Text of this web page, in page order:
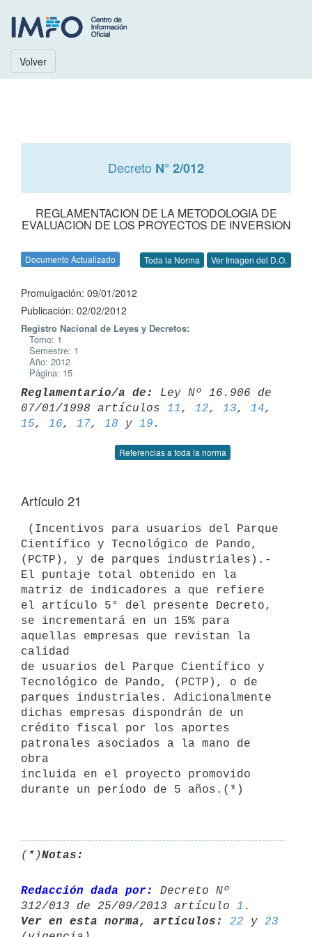
Volver
Decreto N° 2/012
REGLAMENTACION DE LA METODOLOGIA DE
EVALUACION DE LOS PROYECTOS DE INVERSION
Documento Actualizado Toda la Norma Ver Imagen del D.O.
Promulgación: 09/01/2012
Publicación: 02/02/2012
Registro Nacional de Leyes y Decretos:
Tomo: 1
Semestre: 1
Año: 2012
Página: 15
Reglamentario/a de:
Ley Nº 16.906 de
07/01/1998 artículos 11 , 12, 13, 14
15, 16, 17, 18 y 19
Referencias a toda la norma
Artículo 21
Científico y Tecnológico de Pando,
(PCTP), y de parques industriales).-
El puntaje total obtenido en la
matriz de indicadores a que refiere
el artículo 5° del presente Decreto,
se incrementará en un 15% para
aquellas empresas que revistan la
calidad
de usuarios del Parque Científico y
Tecnológico de Pando, (PCTP), o de
parques industriales. Adicionalmente
dichas empresas dispondrán de un
crédito fiscal por los aportes
patronales asociados a la mano de
obra
incluida en el proyecto promovido
durante un período de 5 años.(*)
(*)Notas:
Redacción dada por:
Decreto Nº
312/013 de 25/09/2013 artículo 1
Ver en esta norma, artículos:
22 y 23